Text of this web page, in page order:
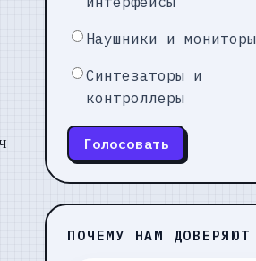
Наушники и мониторы
Синтезаторы и
контроллеры
Голосовать
ПОЧЕМУ НАМ ДОВЕРЯЮТ